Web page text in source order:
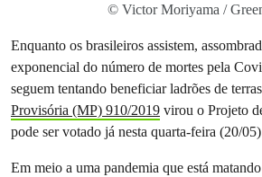
© Victor Moriyama /
Enquanto os brasileiros assistem,
exponencial do número de mortes pela
seguem tentando beneficiar ladrões de
Provisória (MP) 910/2019 virou o Projeto
pode ser votado já nesta quarta-feira (20/
Em meio a uma pandemia que está